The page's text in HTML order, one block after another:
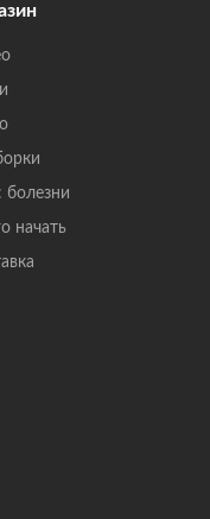
болезни
начать